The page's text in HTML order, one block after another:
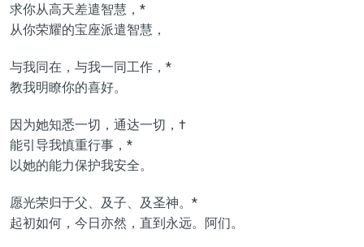
求你从高天差遣智慧，*
从你荣耀的宝座派遣智慧，
与我同在，与我一同工作，*
教我明瞭你的喜好。
因为她知悉一切，通达一切，†
能引导我慎重行事，*
以她的能力保护我安全。
愿光荣归于父、及子、及圣神。*
起初如何，今日亦然，直到永远。阿们。